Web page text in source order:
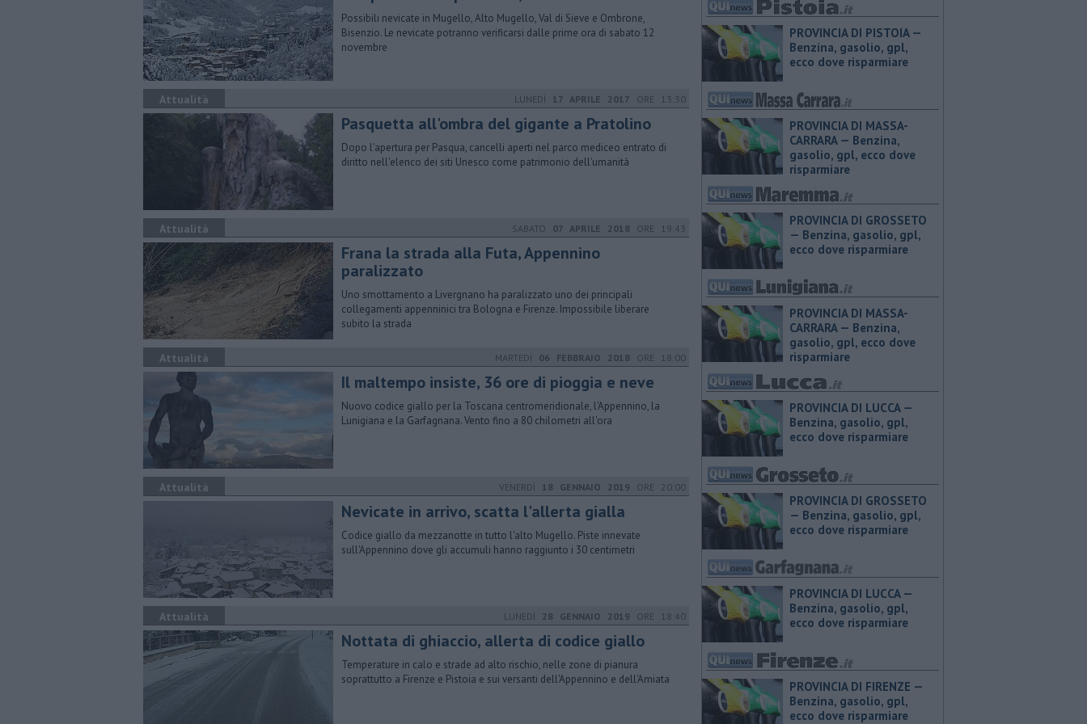
Possibili nevicate in Mugello, Alto Mugello, Val di Sieve e Ombrone,
Bisenzio. Le nevicate potranno verificarsi dalle prime ora di sabato 12
novembre
Attualità LUNEDÌ 17 APRILE 2017 ORE 13:30
Pasquetta all'ombra del gigante a Pratolino
Dopo l'apertura per Pasqua, cancelli aperti nel parco mediceo entrato di
diritto nell'elenco dei siti Unesco come patrimonio dell'umanità
Attualità SABATO 07 APRILE 2018 ORE 19:43
Frana la strada alla Futa, Appennino
paralizzato
Uno smottamento a Livergnano ha paralizzato uno dei principali
collegamenti appenninici tra Bologna e Firenze. Impossibile liberare
subito la strada
Attualità MARTEDÌ 06 FEBBRAIO 2018 ORE 18:00
Il maltempo insiste, 36 ore di pioggia e neve
Nuovo codice giallo per la Toscana centromeridionale, l'Appennino, la
Lunigiana e la Garfagnana. Vento fino a 80 chilometri all'ora
Attualità VENERDÌ 18 GENNAIO 2019 ORE 20:00
Nevicate in arrivo, scatta l'allerta gialla
Codice giallo da mezzanotte in tutto l'alto Mugello. Piste innevate
sull'Appennino dove gli accumuli hanno raggiunto i 30 centimetri
Attualità LUNEDÌ 28 GENNAIO 2019 ORE 18:40
Nottata di ghiaccio, allerta di codice giallo
Temperature in calo e strade ad alto rischio, nelle zone di pianura
soprattutto a Firenze e Pistoia e sui versanti dell'Appennino e dell'Amiata
PROVINCIA DI PISTOIA — ​
Benzina, gasolio, gpl,
ecco dove risparmiare
PROVINCIA DI MASSA-
CARRARA — ​Benzina,
gasolio, gpl, ecco dove
risparmiare
PROVINCIA DI GROSSETO
— ​Benzina, gasolio, gpl,
ecco dove risparmiare
PROVINCIA DI MASSA-
CARRARA — ​Benzina,
gasolio, gpl, ecco dove
risparmiare
PROVINCIA DI LUCCA — ​
Benzina, gasolio, gpl,
ecco dove risparmiare
PROVINCIA DI GROSSETO
— ​Benzina, gasolio, gpl,
ecco dove risparmiare
PROVINCIA DI LUCCA — ​
Benzina, gasolio, gpl,
ecco dove risparmiare
PROVINCIA DI FIRENZE — ​
Benzina, gasolio, gpl,
ecco dove risparmiare